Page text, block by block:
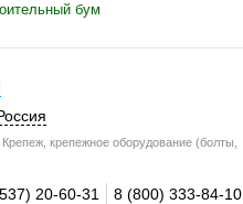
бум
Крепеж, крепежное оборудование (болты,
20-60-31 8 (800) 333-84-10